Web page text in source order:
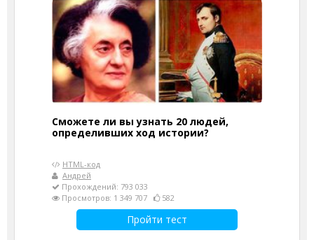
Сможете ли вы узнать 20 людей,
определивших ход истории?
HTML-код
Андрей
Прохождений: 793 033
Просмотров: 1 349 707
582
Пройти тест